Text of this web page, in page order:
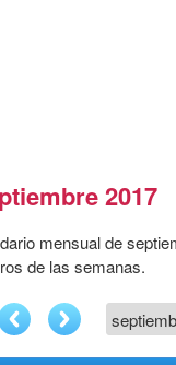
2017
mensual de
de las semanas.